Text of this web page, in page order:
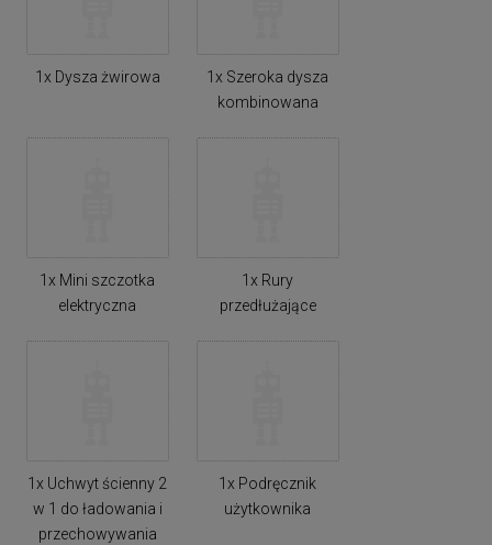
1x Dysza żwirowa
1x Szeroka dysza
kombinowana
1x Mini szczotka
elektryczna
1x Rury
przedłużające
1x Uchwyt ścienny 2
w 1 do ładowania i
przechowywania
1x Podręcznik
użytkownika